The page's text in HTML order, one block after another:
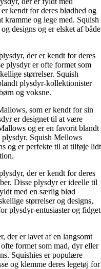
kendt for deres blødhed og
og lege med. Squish
designs og er elsket af både
der er kendt for deres
plysdyr er ofte formet som
størrelser. Squish
plysdyr-kollektionister
og voksne.
som er kendt for sin
er designet til at være
og er en favorit blandt
plysdyr. Squish Mellows
og er perfekte til at tilføje lidt
der er kendt for deres
Disse plysdyr er ideelle til
med en særlig blød
størrelser og designs,
plysdyr-entusiaster og fidget
der er lavet af en langsomt
formet som mad, dyr eller
Squishies er populære
og klemme deres legetøj for